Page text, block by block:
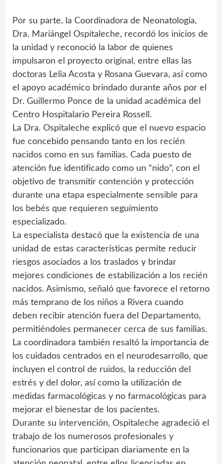
Por su parte, la Coordinadora de Neonatología,
Dra. Mariángel Ospitaleche, recordó los inicios de
la unidad y reconoció la labor de quienes
impulsaron el proyecto original, entre ellas las
doctoras Lelia Acosta y Rosana Guevara, así como
el apoyo académico brindado durante años por el
Dr. Guillermo Ponce de la unidad académica del
Centro Hospitalario Pereira Rossell.
La Dra. Ospitaleche explicó que el nuevo espacio
fue concebido pensando tanto en los recién
nacidos como en sus familias. Cada puesto de
atención fue identificado como un “nido”, con el
objetivo de transmitir contención y protección
durante una etapa especialmente sensible para
los bebés que requieren seguimiento
especializado.
La especialista destacó que la existencia de una
unidad de estas características permite reducir
riesgos asociados a los traslados y brindar
mejores condiciones de estabilización a los recién
nacidos. Asimismo, señaló que favorece el retorno
más temprano de los niños a Rivera cuando
deben recibir atención fuera del Departamento,
permitiéndoles permanecer cerca de sus familias.
La coordinadora también resaltó la importancia de
los cuidados centrados en el neurodesarrollo, que
incluyen el control de ruidos, la reducción del
estrés y del dolor, así como la utilización de
medidas farmacológicas y no farmacológicas para
mejorar el bienestar de los pacientes.
Durante su intervención, Ospitaleche agradeció el
trabajo de los numerosos profesionales y
funcionarios que participan diariamente en la